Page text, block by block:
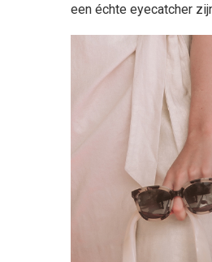
een échte eyecatcher